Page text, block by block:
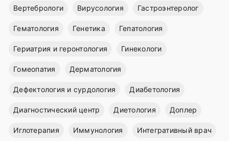
Вертебрологи Вирусология Гастроэнтеролог
Гематология Генетика Гепатология
Гериатрия и геронтология Гинекологи
Гомеопатия Дерматология
Дефектология и сурдология Диабетология
Диагностический центр Диетология Доплер
Иглотерапия Иммунология Интегративный врач